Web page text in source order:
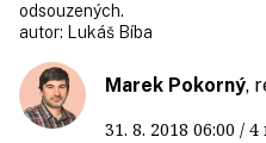
odsouzených.
autor:
Lukáš Bíba
Marek Pokorný,
31. 8. 2018 06:00 /